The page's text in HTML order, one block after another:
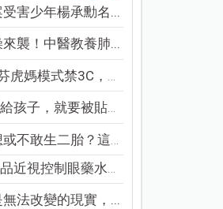
害少年楊承勳名...
襲！中醫教養肺...
媽模式禁3C，看...
孩子，就要被貼「...
不敢生二胎？這8...
近視控制眼藥水納...
法改變的現實，...